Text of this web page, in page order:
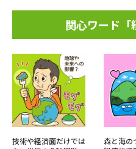
関心ワード「
技術や経済面だけでは
森と海の